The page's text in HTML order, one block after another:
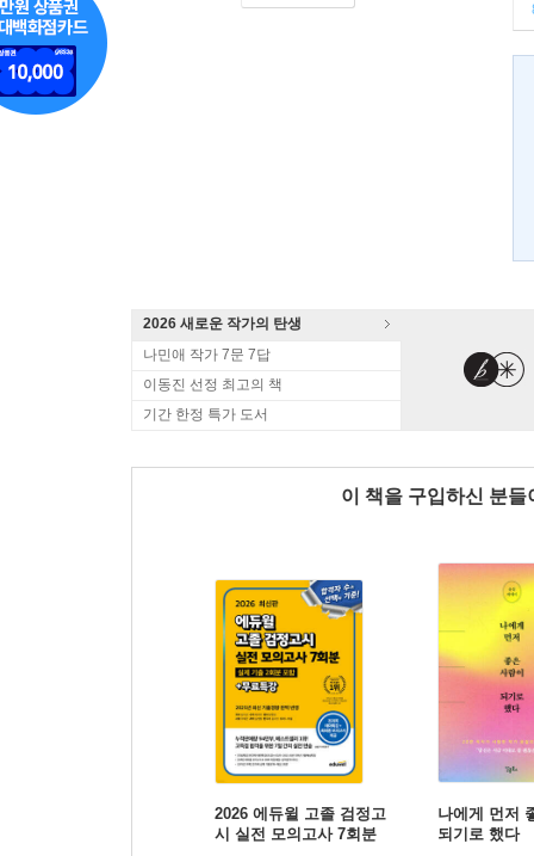
2026 새로운 작가의 탄생
나민애 작가 7문 7답
이동진 선정 최고의 책
기간 한정 특가 도서
이 책을 구입하신 분
2026 에듀윌 고졸 검정고
시 실전 모의고사 7회분
나에게 먼저
되기로 했다